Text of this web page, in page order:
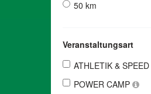
50 km
Veranstaltungsart
ATHLETIK &
POWER CAMP